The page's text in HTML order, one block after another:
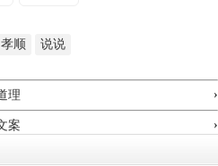
孝顺 说说
理 ›
案 ›